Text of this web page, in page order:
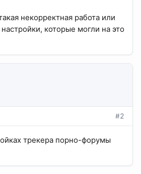
некорректная работа или
которые могли на это
#2
трекера порно-форумы